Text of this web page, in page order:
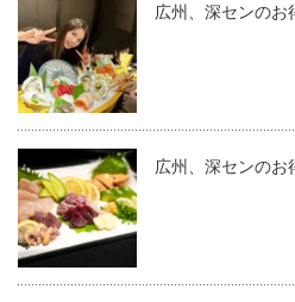
広州、深センのお
広州、深センのお